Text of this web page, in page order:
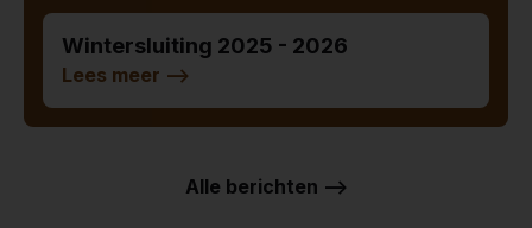
Wintersluiting 2025 - 2026
Lees meer -->
Alle berichten -->